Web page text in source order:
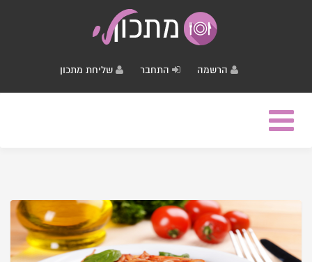
הרשמה התחבר שליחת מתכון
Toggle
navigation